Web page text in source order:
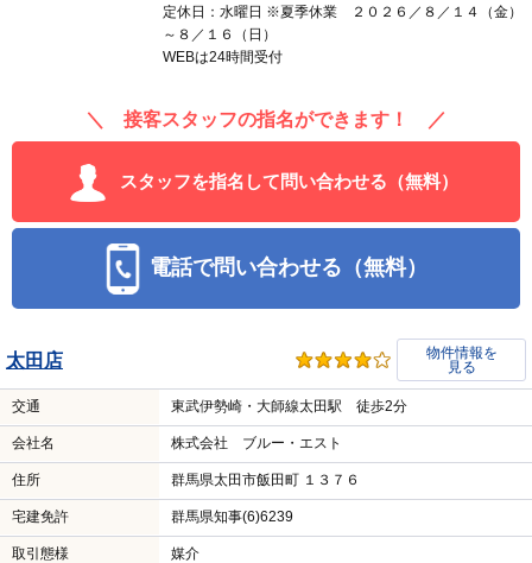
定休日：水曜日 ※夏季休業 ２０２６／８／１４（金）
～８／１６（日）
WEBは24時間受付
＼ 接客スタッフの指名ができます！ ／
スタッフを指名して問い合わせる（無料）
電話で問い合わせる（無料）
太田店
物件情報を
見る
交通 東武伊勢崎・大師線太田駅 徒歩2分
会社名 株式会社 ブルー・エスト
住所 群馬県太田市飯田町 １３７６
宅建免許 群馬県知事(6)6239
取引態様 媒介